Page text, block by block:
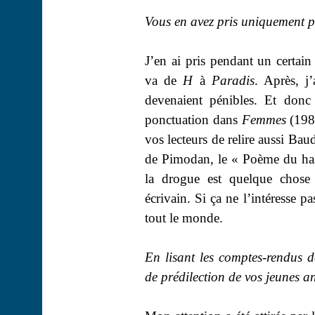
Vous en avez pris uniquement
J’en ai pris pendant un
va deH à Paradis. Après,
devenaient pénibles. Et
ponctuation dans Femmes
vos lecteurs de relire aussi
de Pimodan, le « Poème du
la drogue est quelque
écrivain. Si ça ne l’intéresse
tout le monde.
En lisant les comptes-rendus
de prédilection de vos jeunes